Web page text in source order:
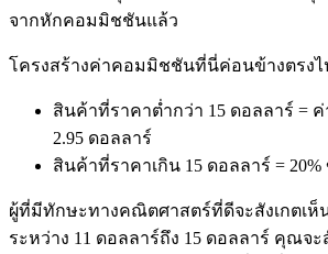
จากหักคอมมิชชันแล้ว
โครงสร้างค่าคอมมิชชันที่นี่ค่อนข้างตรงไ
สินค้าที่ราคาต่ำกว่า 15 ดอลลาร์ =
2.95 ดอลลาร์
สินค้าที่ราคาเกิน 15 ดอลลาร์ =
ผู้ที่มีทักษะทางคณิตศาสตร์ที่ดีจะสังเกตเห็
ระหว่าง 11 ดอลลาร์ถึง 15 ดอลลาร์ คุณจะ